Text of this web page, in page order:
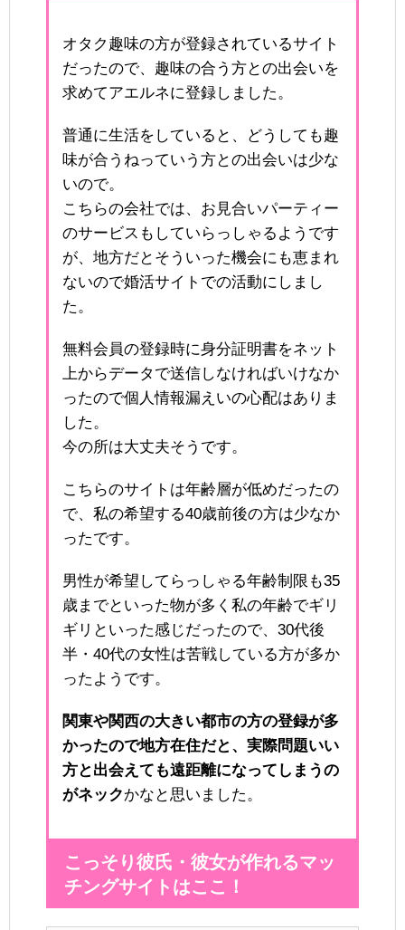
オタク趣味の方が登録されているサイト
だったので、趣味の合う方との出会いを
求めてアエルネに登録しました。
普通に生活をしていると、どうしても趣
味が合うねっていう方との出会いは少な
いので。
こちらの会社では、お見合いパーティー
のサービスもしていらっしゃるようです
が、地方だとそういった機会にも恵まれ
ないので婚活サイトでの活動にしまし
た。
無料会員の登録時に身分証明書をネット
上からデータで送信しなければいけなか
ったので個人情報漏えいの心配はありま
した。
今の所は大丈夫そうです。
こちらのサイトは年齢層が低めだったの
で、私の希望する40歳前後の方は少なか
ったです。
男性が希望してらっしゃる年齢制限も35
歳までといった物が多く私の年齢でギリ
ギリといった感じだったので、30代後
半・40代の女性は苦戦している方が多か
ったようです。
関東や関西の大きい都市の方の登録が多
かったので地方在住だと、実際問題いい
方と出会えても遠距離になってしまうの
がネックかなと思いました。
こっそり彼氏・彼女が作れるマッ
チングサイトはここ！